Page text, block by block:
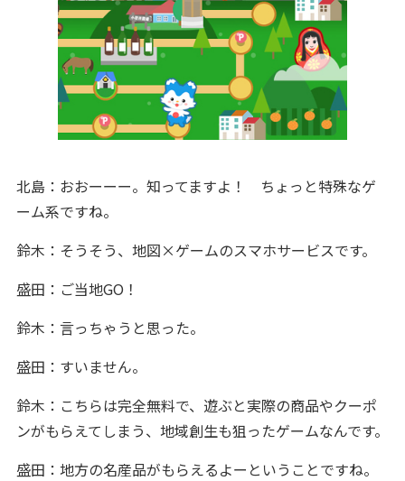
北島：おおーーー。知ってますよ！ ちょっと特殊なゲ
ーム系ですね。
鈴木：そうそう、地図×ゲームのスマホサービスです。
盛田：ご当地GO！
鈴木：言っちゃうと思った。
盛田：すいません。
鈴木：こちらは完全無料で、遊ぶと実際の商品やクーポ
ンがもらえてしまう、地域創生も狙ったゲームなんです。
盛田：地方の名産品がもらえるよーということですね。